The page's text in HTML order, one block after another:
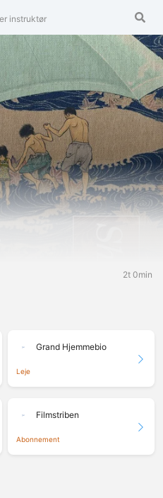
2t 0min
Grand Hjemmebio
Leje
Filmstriben
Abonnement